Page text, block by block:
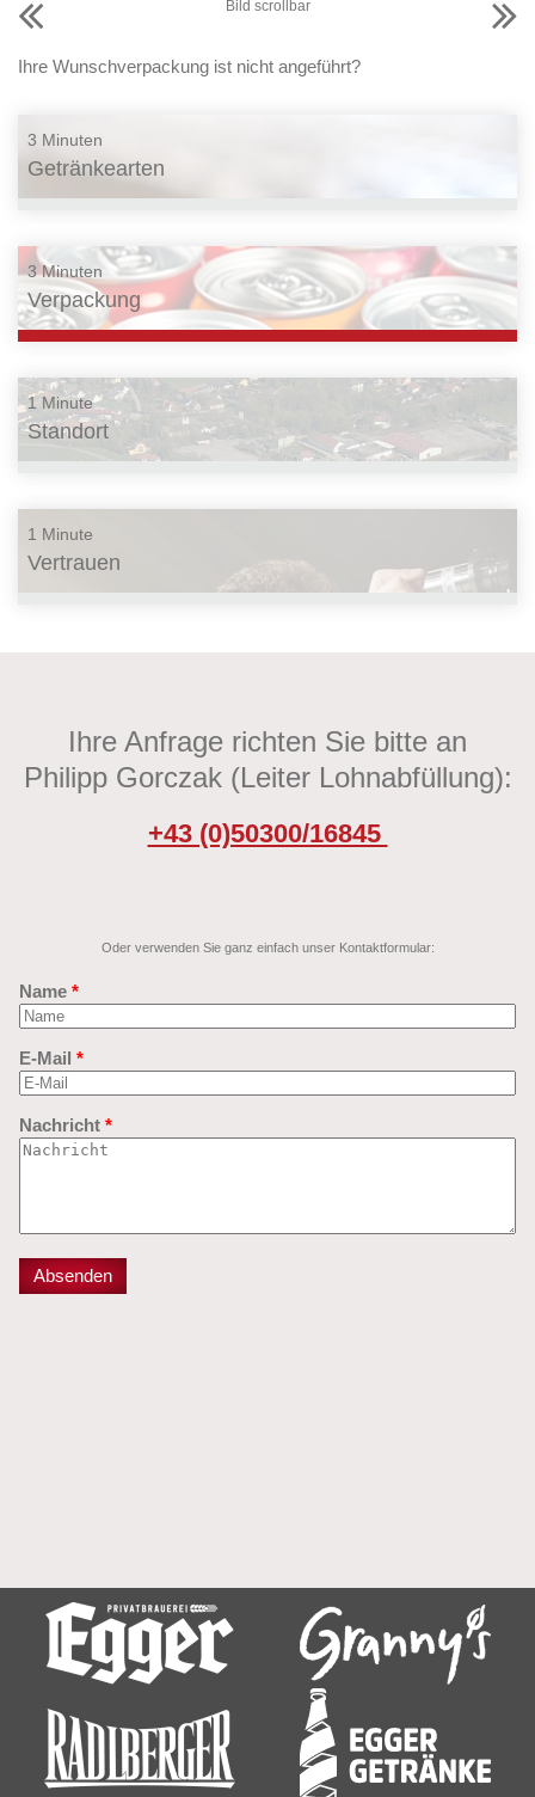
Bild scrollbar
Ihre Wunschverpackung ist nicht angeführt?
3 Minuten
Getränkearten
3 Minuten
Verpackung
1 Minute
Standort
1 Minute
Vertrauen
Ihre Anfrage richten Sie bitte an
Philipp Gorczak (Leiter Lohnabfüllung):
+43 (0)50300/16845
Oder verwenden Sie ganz einfach unser Kontaktformular: